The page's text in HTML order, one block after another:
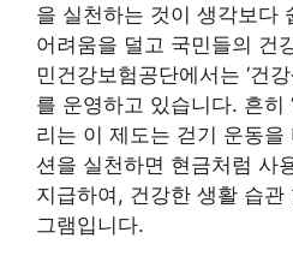
을 실천하는 것이 생각보다
어려움을 덜고 국민들의 건
민건강보험공단에서는 ‘건
를 운영하고 있습니다. 흔히
리는 이 제도는 걷기 운동을
션을 실천하면 현금처럼 사
지급하여, 건강한 생활 습관
그램입니다.